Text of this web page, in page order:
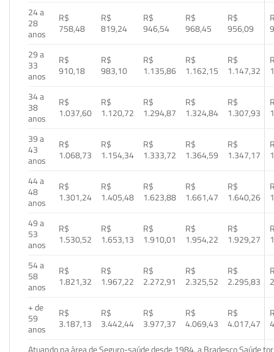
24 a
28
anos
R$
758,48
R$
819,24
R$
946,54
R$
968,45
R$
956,09
29 a
33
anos
R$
910,18
R$
983,10
R$
1.135,86
R$
1.162,15
R$
1.147,32
34 a
38
anos
R$
1.037,60
R$
1.120,72
R$
1.294,87
R$
1.324,84
R$
1.307,93
39 a
43
anos
R$
1.068,73
R$
1.154,34
R$
1.333,72
R$
1.364,59
R$
1.347,17
44 a
48
anos
R$
1.301,24
R$
1.405,48
R$
1.623,88
R$
1.661,47
R$
1.640,26
49 a
53
anos
R$
1.530,52
R$
1.653,13
R$
1.910,01
R$
1.954,22
R$
1.929,27
54 a
58
anos
R$
1.821,32
R$
1.967,22
R$
2.272,91
R$
2.325,52
R$
2.295,83
+ de
59
anos
R$
3.187,13
R$
3.442,44
R$
3.977,37
R$
4.069,43
R$
4.017,47